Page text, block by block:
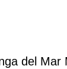
del Mar